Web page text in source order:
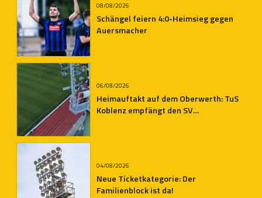
08/08/2026
Schängel feiern 4:0-Heimsieg gegen
Auersmacher
06/08/2026
Heimauftakt auf dem Oberwerth: TuS
Koblenz empfängt den SV
04/08/2026
Neue Ticketkategorie: Der
Familienblock ist da!